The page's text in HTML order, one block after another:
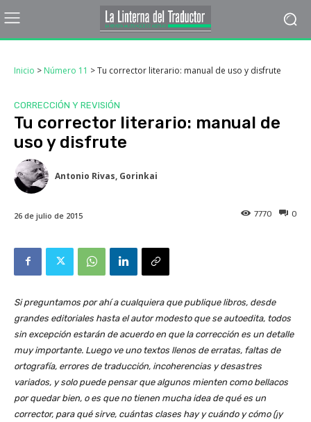
Inicio > Número 11 >Tu corrector literario: manual de uso y disfrute
CORRECCIÓN Y REVISIÓN
Tu corrector literario: manual de
uso y disfrute
Antonio Rivas, Gorinkai
26 de julio de 2015 0
7770
Si preguntamos por ahí a cualquiera que publique libros, desde
grandes editoriales hasta el autor modesto que se autoedita, todos
sin excepción estarán de acuerdo en que la corrección es un detalle
muy importante. Luego ve uno textos llenos de erratas, faltas de
ortografía, errores de traducción, incoherencias y desastres
variados, y solo puede pensar que algunos mienten como bellacos
por quedar bien, o es que no tienen mucha idea de qué es un
corrector, para qué sirve, cuántas clases hay y cuándo y cómo (¡y